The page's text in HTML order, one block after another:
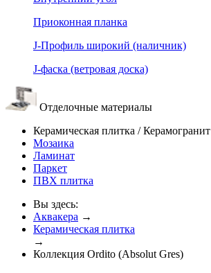
Приоконная планка
J-Профиль широкий (наличник)
J-фаска (ветровая доска)
Отделочные материалы
Керамическая плитка / Керамогранит
Мозаика
Ламинат
Паркет
ПВХ плитка
Вы здесь:
Аквакера →
Керамическая плитка
→
Коллекция Ordito (Absolut Gres)